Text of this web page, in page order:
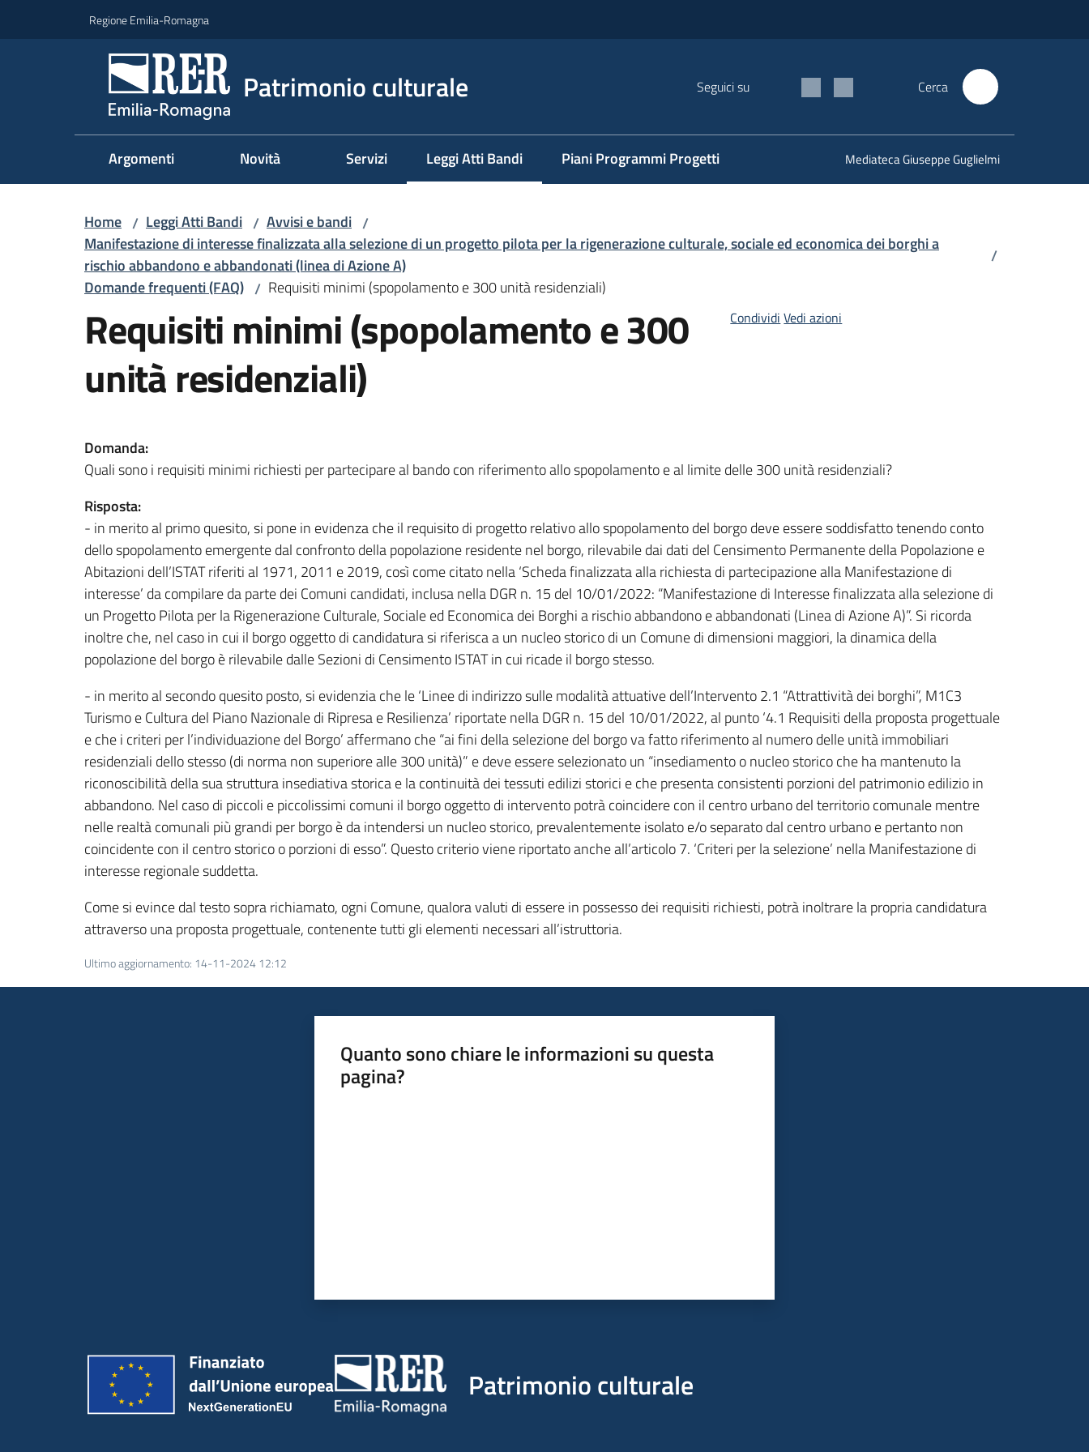
Regione Emilia-Romagna
Patrimonio culturale Seguici su Cerca
Argomenti Novità Servizi Leggi Atti Bandi
Menu selezionato Piani Programmi Progetti Mediateca Giuseppe Guglielmi
Home / Leggi Atti Bandi / Avvisi e bandi /
Manifestazione di interesse finalizzata alla selezione di un progetto pilota per la rigenerazione culturale, sociale ed economica dei borghi a
rischio abbandono e abbandonati (linea di Azione A)
/
Domande frequenti (FAQ) / Requisiti minimi (spopolamento e 300 unità residenziali)
Requisiti minimi (spopolamento e 300
unità residenziali)
Condividi Vedi azioni
Domanda:
Quali sono i requisiti minimi richiesti per partecipare al bando con riferimento allo spopolamento e al limite delle 300 unità residenziali?
Risposta:
- in merito al primo quesito, si pone in evidenza che il requisito di progetto relativo allo spopolamento del borgo deve essere soddisfatto tenendo conto
dello spopolamento emergente dal confronto della popolazione residente nel borgo, rilevabile dai dati del Censimento Permanente della Popolazione e
Abitazioni dell’ISTAT riferiti al 1971, 2011 e 2019, così come citato nella ‘Scheda finalizzata alla richiesta di partecipazione alla Manifestazione di
interesse’ da compilare da parte dei Comuni candidati, inclusa nella DGR n. 15 del 10/01/2022: “Manifestazione di Interesse finalizzata alla selezione di
un Progetto Pilota per la Rigenerazione Culturale, Sociale ed Economica dei Borghi a rischio abbandono e abbandonati (Linea di Azione A)”. Si ricorda
inoltre che, nel caso in cui il borgo oggetto di candidatura si riferisca a un nucleo storico di un Comune di dimensioni maggiori, la dinamica della
popolazione del borgo è rilevabile dalle Sezioni di Censimento ISTAT in cui ricade il borgo stesso.
- in merito al secondo quesito posto, si evidenzia che le ‘Linee di indirizzo sulle modalità attuative dell’Intervento 2.1 “Attrattività dei borghi”, M1C3
Turismo e Cultura del Piano Nazionale di Ripresa e Resilienza’ riportate nella DGR n. 15 del 10/01/2022, al punto ‘4.1 Requisiti della proposta progettuale
e che i criteri per l’individuazione del Borgo’ affermano che “ai fini della selezione del borgo va fatto riferimento al numero delle unità immobiliari
residenziali dello stesso (di norma non superiore alle 300 unità)” e deve essere selezionato un “insediamento o nucleo storico che ha mantenuto la
riconoscibilità della sua struttura insediativa storica e la continuità dei tessuti edilizi storici e che presenta consistenti porzioni del patrimonio edilizio in
abbandono. Nel caso di piccoli e piccolissimi comuni il borgo oggetto di intervento potrà coincidere con il centro urbano del territorio comunale mentre
nelle realtà comunali più grandi per borgo è da intendersi un nucleo storico, prevalentemente isolato e/o separato dal centro urbano e pertanto non
coincidente con il centro storico o porzioni di esso”. Questo criterio viene riportato anche all’articolo 7. ‘Criteri per la selezione’ nella Manifestazione di
interesse regionale suddetta.
Come si evince dal testo sopra richiamato, ogni Comune, qualora valuti di essere in possesso dei requisiti richiesti, potrà inoltrare la propria candidatura
attraverso una proposta progettuale, contenente tutti gli elementi necessari all’istruttoria.
Ultimo aggiornamento: 14-11-2024 12:12
Quanto sono chiare le informazioni su questa
pagina?
Patrimonio culturale